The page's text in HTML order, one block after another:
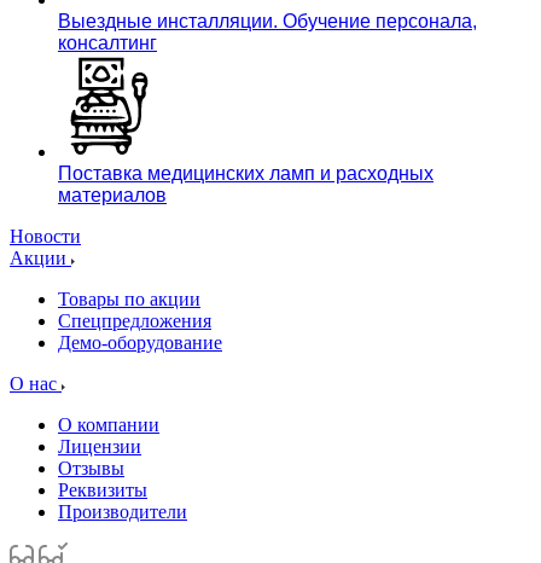
Выездные инсталляции. Обучение персонала,
консалтинг
Поставка медицинских ламп и расходных
материалов
Новости
Акции
Товары по акции
Спецпредложения
Демо-оборудование
О нас
О компании
Лицензии
Отзывы
Реквизиты
Производители